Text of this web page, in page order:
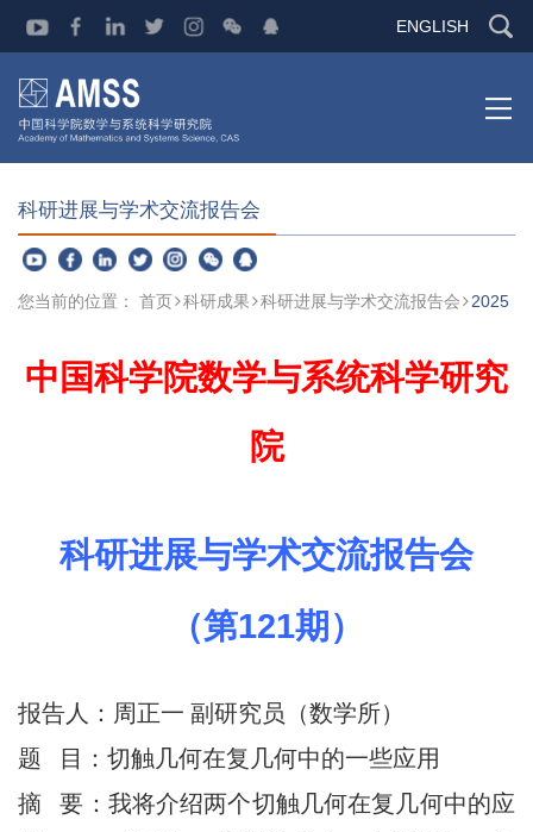
ENGLISH
科研进展与学术交流报告会
您当前的位置： 首页 科研成果 科研进展与学术交流报告会 2025
中国科学院数学与系统科学研究
院
科研进展与学术交流报告会
（第121期）
报告人：周正一 副研究员 （数学所）
题 目： 切触几何在复几何中的一些应用
摘 要： 我将介绍两个切触几何在复几何中的应